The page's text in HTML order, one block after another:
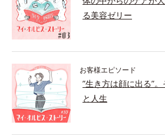
る美容ゼリー
お客様エピソード
”生き方は顔に出る”
と人生